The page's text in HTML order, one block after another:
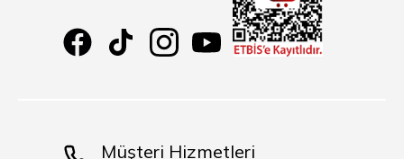
Müşteri Hizmetleri